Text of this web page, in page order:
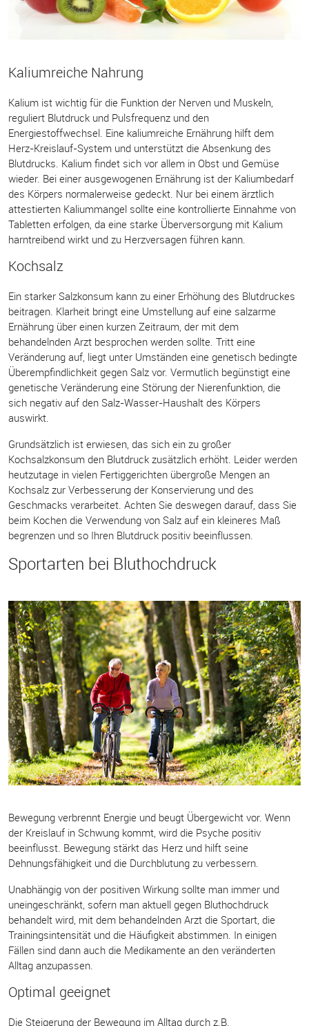
Kaliumreiche Nahrung
Kalium ist wichtig für die Funktion der Nerven und Muskeln,
reguliert Blutdruck und Pulsfrequenz und den
Energiestoffwechsel. Eine kaliumreiche Ernährung hilft dem
Herz-Kreislauf-System und unterstützt die Absenkung des
Blutdrucks. Kalium findet sich vor allem in Obst und Gemüse
wieder. Bei einer ausgewogenen Ernährung ist der Kaliumbedarf
des Körpers normalerweise gedeckt. Nur bei einem ärztlich
attestierten Kaliummangel sollte eine kontrollierte Einnahme von
Tabletten erfolgen, da eine starke Überversorgung mit Kalium
harntreibend wirkt und zu Herzversagen führen kann.
Kochsalz
Ein starker Salzkonsum kann zu einer Erhöhung des Blutdruckes
beitragen. Klarheit bringt eine Umstellung auf eine salzarme
Ernährung über einen kurzen Zeitraum, der mit dem
behandelnden Arzt besprochen werden sollte. Tritt eine
Veränderung auf, liegt unter Umständen eine genetisch bedingte
Überempfindlichkeit gegen Salz vor. Vermutlich begünstigt eine
genetische Veränderung eine Störung der Nierenfunktion, die
sich negativ auf den Salz-Wasser-Haushalt des Körpers
auswirkt.
Grundsätzlich ist erwiesen, das sich ein zu großer
Kochsalzkonsum den Blutdruck zusätzlich erhöht. Leider werden
heutzutage in vielen Fertiggerichten übergroße Mengen an
Kochsalz zur Verbesserung der Konservierung und des
Geschmacks verarbeitet. Achten Sie deswegen darauf, dass Sie
beim Kochen die Verwendung von Salz auf ein kleineres Maß
begrenzen und so Ihren Blutdruck positiv beeinflussen.
Sportarten bei Bluthochdruck
Bewegung verbrennt Energie und beugt Übergewicht vor. Wenn
der Kreislauf in Schwung kommt, wird die Psyche positiv
beeinflusst. Bewegung stärkt das Herz und hilft seine
Dehnungsfähigkeit und die Durchblutung zu verbessern.
Unabhängig von der positiven Wirkung sollte man immer und
uneingeschränkt, sofern man aktuell gegen Bluthochdruck
behandelt wird, mit dem behandelnden Arzt die Sportart, die
Trainingsintensität und die Häufigkeit abstimmen. In einigen
Fällen sind dann auch die Medikamente an den veränderten
Alltag anzupassen.
Optimal geeignet
Die Steigerung der Bewegung im Alltag durch z.B.